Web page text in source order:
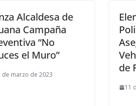
Alcaldesa de
Campaña
“No
el Muro”
de marzo de 2023
de
11